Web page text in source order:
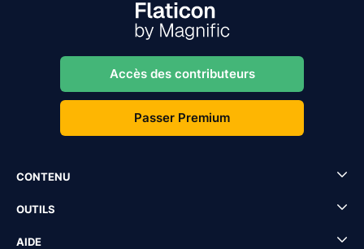
Accès des contributeurs
Passer Premium
CONTENU
OUTILS
AIDE